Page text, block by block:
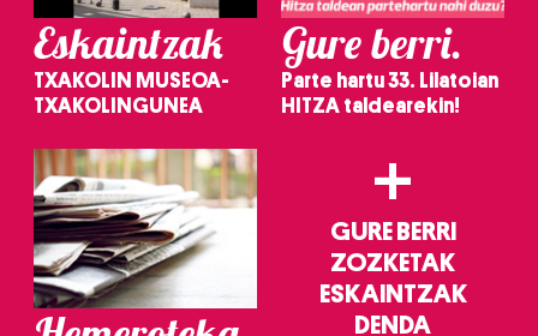
Eskaintzak
TXAKOLIN MUSEOA-
TXAKOLINGUNEA
Gure berri.
Parte hartu 33. Lilatoian
HITZA taldearekin!
+
GURE BERRI
ZOZKETAK
ESKAINTZAK
DENDA